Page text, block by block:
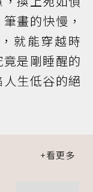
畫的快慢，
就能穿越時
是剛睡醒的
生低谷的絕